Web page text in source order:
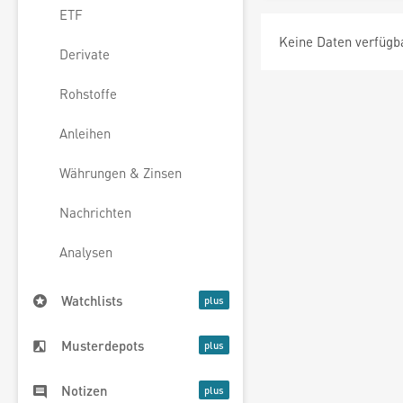
ETF
Derivate
Rohstoffe
Anleihen
Währungen & Zinsen
Nachrichten
Analysen
Watchlists
Musterdepots
Notizen
Keine Daten